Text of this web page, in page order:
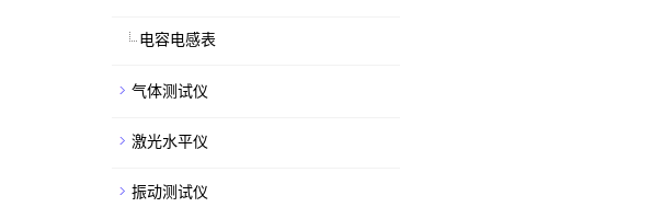
电容电感表
气体测试仪
激光水平仪
振动测试仪